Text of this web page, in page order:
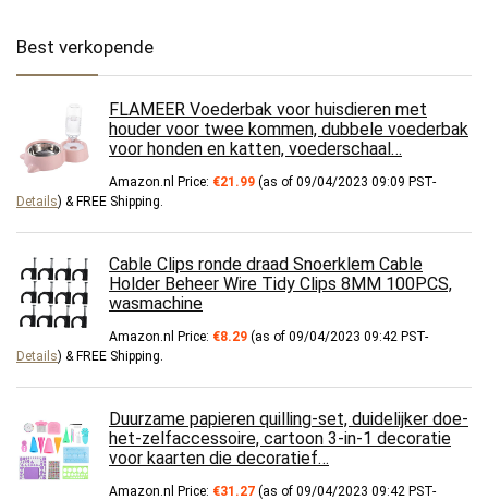
Best verkopende
FLAMEER Voederbak voor huisdieren met
houder voor twee kommen, dubbele voederbak
voor honden en katten, voederschaal…
Amazon.nl Price: €21.99 (as of 09/04/2023 09:09 PST-
Details) & FREE Shipping
Cable Clips ronde draad Snoerklem Cable
Holder Beheer Wire Tidy Clips 8MM 100PCS,
wasmachine
Amazon.nl Price: €8.29 (as of 09/04/2023 09:42 PST-
Details) & FREE Shipping
Duurzame papieren quilling-set, duidelijker doe-
het-zelfaccessoire, cartoon 3-in-1 decoratie
voor kaarten die decoratief…
Amazon.nl Price: €31.27 (as of 09/04/2023 09:42 PST-